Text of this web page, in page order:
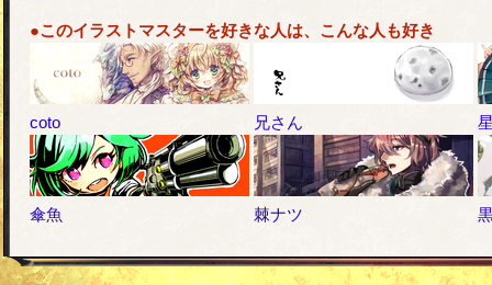
●このイラストマスターを好きな人は、こんな人も好き
coto 兄さん
傘魚 棘ナツ